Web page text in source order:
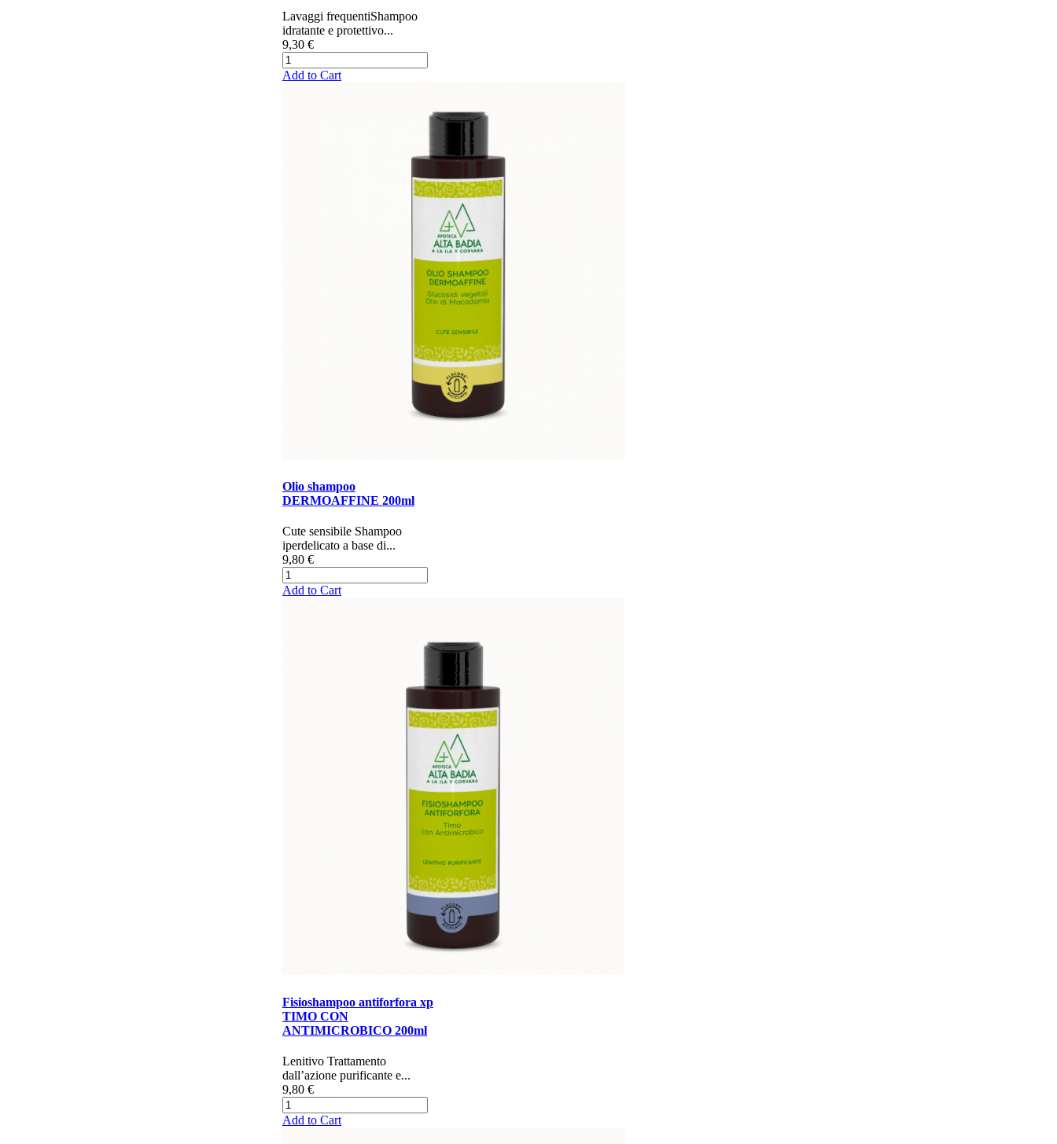
​​​​​Lavaggi frequenti​​ Shampoo
idratante e protettivo...
9,30 €
Add to Cart
Olio shampoo
DERMOAFFINE 200ml
​​​​C​ute sensibile Shampoo
iperdelicato a base di...
9,80 €
Add to Cart
Fisioshampoo antiforfora xp
TIMO CON
ANTIMICROBICO 200ml
​​​​​​​​​Lenitivo Trattamento
dall’azione purificante e...
9,80 €
Add to Cart